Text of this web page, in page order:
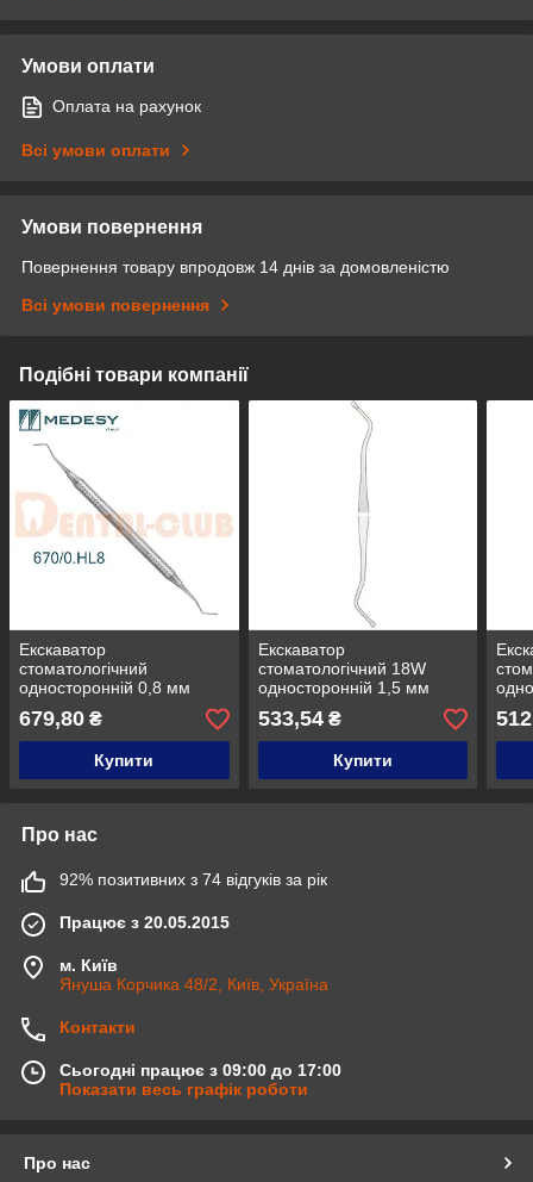
Умови оплати
Оплата на рахунок
Всі умови оплати
Умови повернення
Повернення товару впродовж 14 днів за домовленістю
Всі умови повернення
Подібні товари компанії
Екскаватор
стоматологічний
односторонній 0,8 мм
кругла ручка діаметром 8
мм, Medesy 670/0.HL8
679,80 ₴
Купити
Екскаватор
стоматологічний 18W
односторонній 1,5 мм
кругла ручка діаметром 6
мм, Medesy 663/18
533,54₴
Купити
мм,
Про нас
92% позитивних з 74 відгуків за рік
Працює з 20.05.2015
м. Київ
Януша Корчика 48/2, Київ, Україна
Контакти
Сьогодні працює з 09:00 до 17:00
Показати весь графік роботи
Про нас